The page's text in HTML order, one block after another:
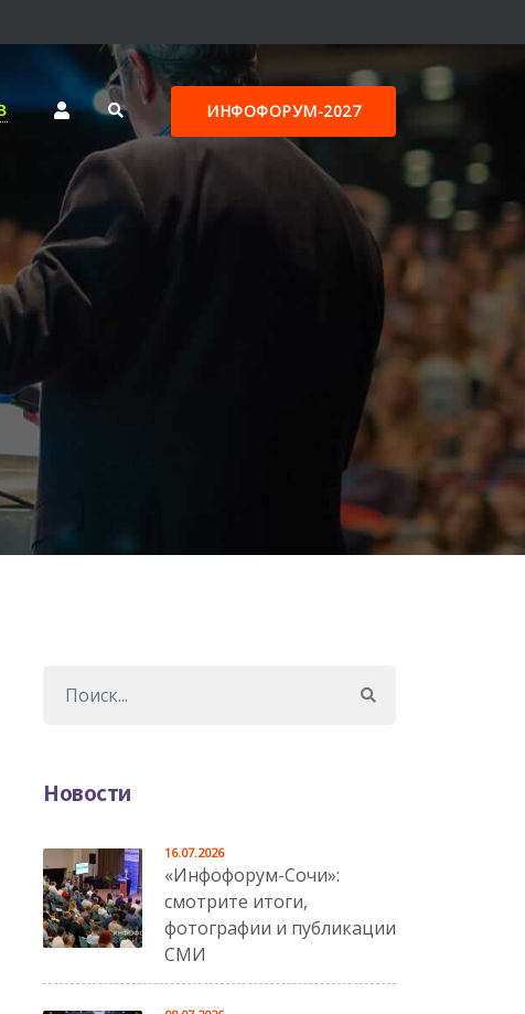
ИНФОФОРУМ-2027
Новости
«Инфофорум-Сочи»:
смотрите итоги,
фотографии и публикации
СМИ
16.07.2026